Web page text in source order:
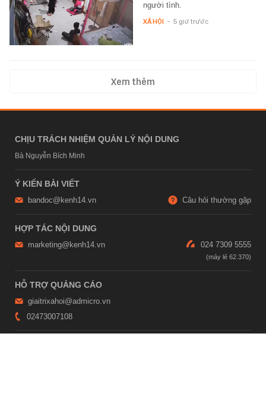
người tình.
XÃ HỘI - 5 giờ trước
Xem thêm
CHỊU TRÁCH NHIỆM QUẢN LÝ NỘI DUNG
Bà Nguyễn Bích Minh
Ý KIẾN BÀI VIẾT
bandoc@kenh14.vn Câu hỏi thường gặp
HỢP TÁC NỘI DUNG
marketing@kenh14.vn 024 7309 5555
HỖ TRỢ QUẢNG CÁO
giaitrixahoi@admicro.vn
02473007108